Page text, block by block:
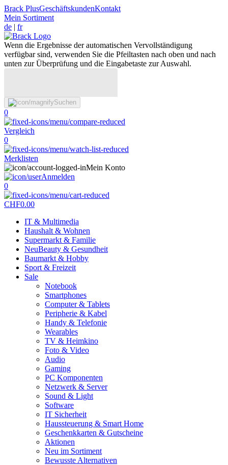
Brack PlusGeschäftskundenKontakt
Mein Sortiment
de | fr
Wenn die Ergebnisse der automatischen Vervollständigung
verfügbar sind, verwenden Sie die Pfeiltasten nach oben und nach
unten zur Überprüfung und die Eingabetaste zur Auswahl.
Suchen
0
Vergleich
0
Merklisten
Mein Konto
Anmelden
0
CHF0.00
IT & Multimedia
Haushalt & Wohnen
Supermarkt & Familie
NeuBeauty & Gesundheit
Baumarkt & Hobby
Sport & Freizeit
Sale
Notebook
Smartphones
Computer & Tablets
Peripherie & Kabel
Handy & Telefonie
Wearables
TV & Heimkino
Foto & Video
Audio
Gaming
PC Komponenten
Netzwerk & Server
Sound & Light
Software
IT Sicherheit
Haussteuerung & Smart Home
Geschenkkarten & Gutscheine
Aktionen
Neu im Sortiment
Bewusste Alternativen